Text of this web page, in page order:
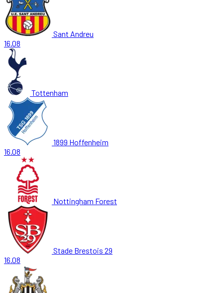
Sant Andreu
16.08
Tottenham
1899 Hoffenheim
16.08
Nottingham Forest
Stade Brestois 29
16.08